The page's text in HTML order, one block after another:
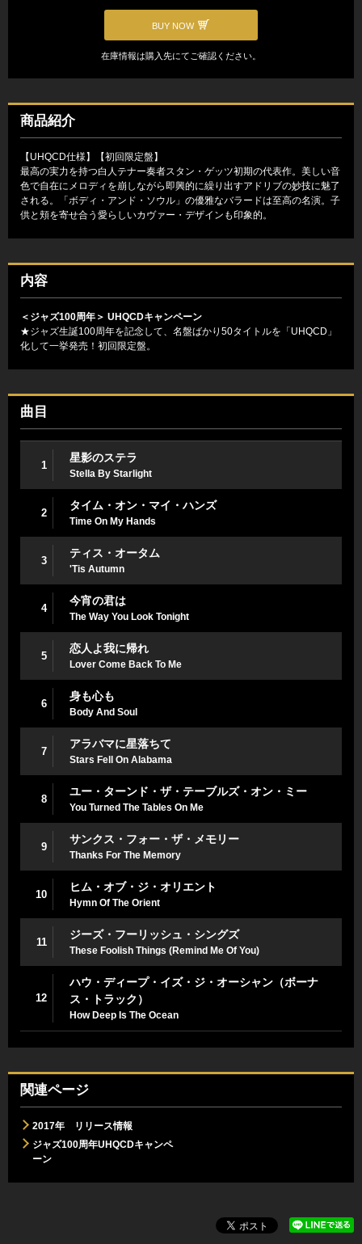
BUY NOW
在庫情報は購入先にてご確認ください。
商品紹介
【UHQCD仕様】【初回限定盤】
最高の実力を持つ白人テナー奏者スタン・ゲッツ初期の代表作。美しい音
色で自在にメロディを崩しながら即興的に繰り出すアドリブの妙技に魅了
される。「ボディ・アンド・ソウル」の優雅なバラードは至高の名演。子
供と頬を寄せ合う愛らしいカヴァー・デザインも印象的。
内容
＜ジャズ100周年＞ UHQCDキャンペーン
★ジャズ生誕100周年を記念して、名盤ばかり50タイトルを「UHQCD」
化して一挙発売！初回限定盤。
曲目
1
星影のステラ
Stella By Starlight
2
タイム・オン・マイ・ハンズ
Time On My Hands
3
ティス・オータム
'Tis Autumn
4
今宵の君は
The Way You Look Tonight
5
恋人よ我に帰れ
Lover Come Back To Me
6
身も心も
Body And Soul
7
アラバマに星落ちて
Stars Fell On Alabama
8
ユー・ターンド・ザ・テーブルズ・オン・ミー
You Turned The Tables On Me
9
サンクス・フォー・ザ・メモリー
Thanks For The Memory
10
ヒム・オブ・ジ・オリエント
Hymn Of The Orient
11
ジーズ・フーリッシュ・シングズ
These Foolish Things (Remind Me Of You)
12
ハウ・ディープ・イズ・ジ・オーシャン（ボーナ
ス・トラック）
How Deep Is The Ocean
関連ページ
2017年 リリース情報
ジャズ100周年UHQCDキャンペ
ーン